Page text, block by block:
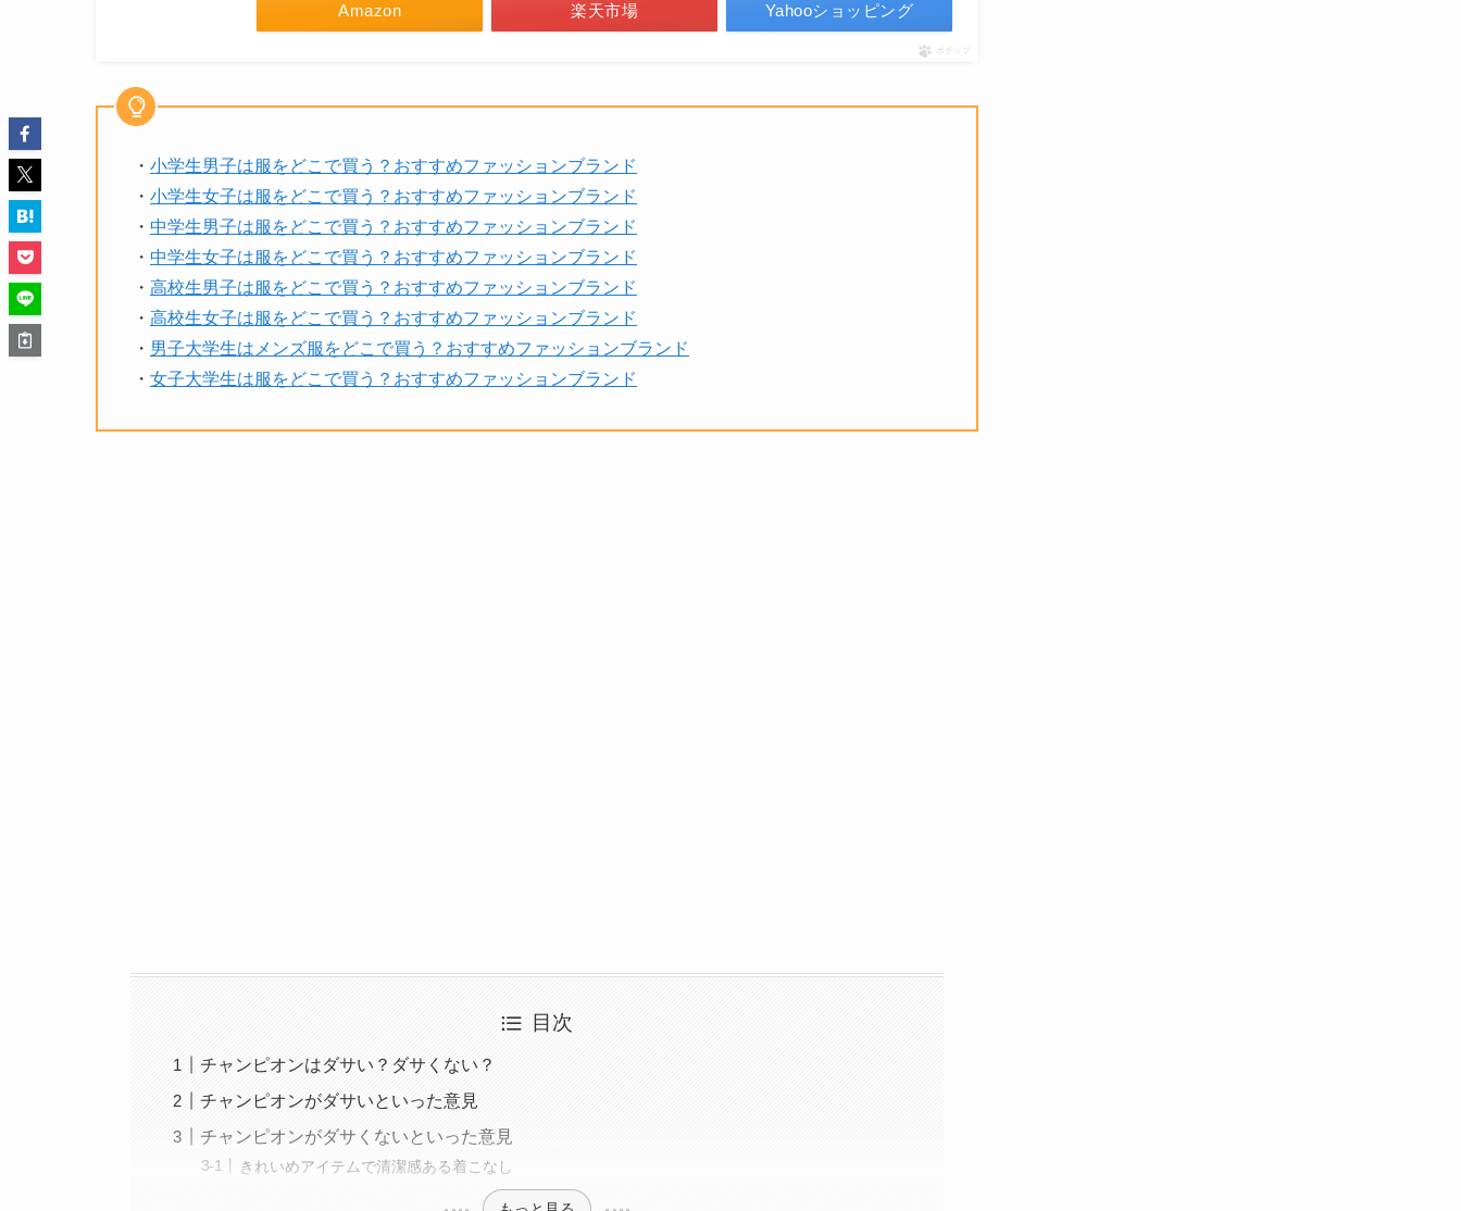
Amazon 楽天市場 Yahooショッピング
ポチップ
・ 小学生男子は服をどこで買う？おすすめファッションブランド
・ 小学生女子は服をどこで買う？おすすめファッションブランド
・ 中学生男子は服をどこで買う？おすすめファッションブランド
・ 中学生女子は服をどこで買う？おすすめファッションブランド
・ 高校生男子は服をどこで買う？おすすめファッションブランド
・ 高校生女子は服をどこで買う？おすすめファッションブランド
・ 男子大学生はメンズ服をどこで買う？おすすめファッションブランド
・ 女子大学生は服をどこで買う？おすすめファッションブランド
目次
チャンピオンはダサい？ダサくない？
チャンピオンがダサいといった意見
チャンピオンがダサくないといった意見
きれいめアイテムで清潔感ある着こなし